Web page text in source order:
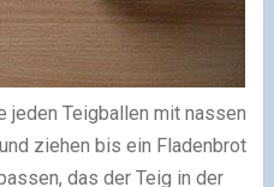
jeden Teigballen mit nassen
ziehen bis ein Fladenbrot
das der Teig in der